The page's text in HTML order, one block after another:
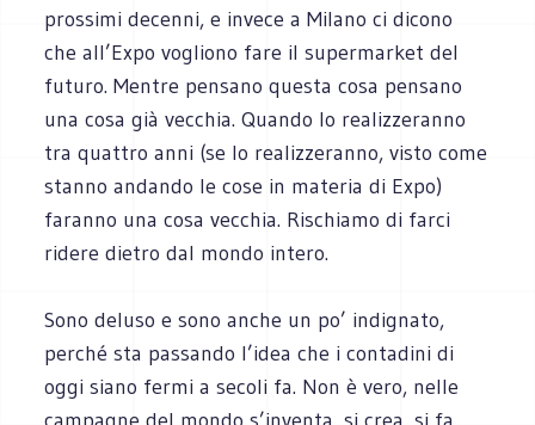
prossimi decenni, e invece a Milano ci dicono
che all’Expo vogliono fare il supermarket del
futuro. Mentre pensano questa cosa pensano
una cosa già vecchia. Quando lo realizzeranno
tra quattro anni (se lo realizzeranno, visto come
stanno andando le cose in materia di Expo)
faranno una cosa vecchia. Rischiamo di farci
ridere dietro dal mondo intero.
Sono deluso e sono anche un po’ indignato,
perché sta passando l’idea che i contadini di
oggi siano fermi a secoli fa. Non è vero, nelle